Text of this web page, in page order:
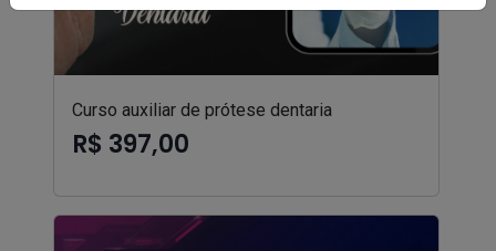
Curso auxiliar de prótese dentaria
R$ 397,00